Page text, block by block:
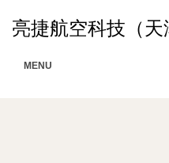
亮捷航空科技（天
MENU